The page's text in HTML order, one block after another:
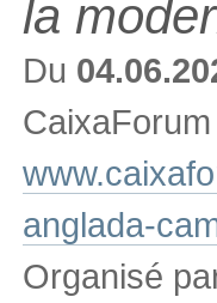
la
Du
anglada-
Organisé